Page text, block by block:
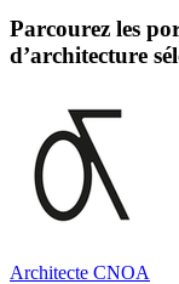
Parcourez les
d’architecture
Architecte CNOA